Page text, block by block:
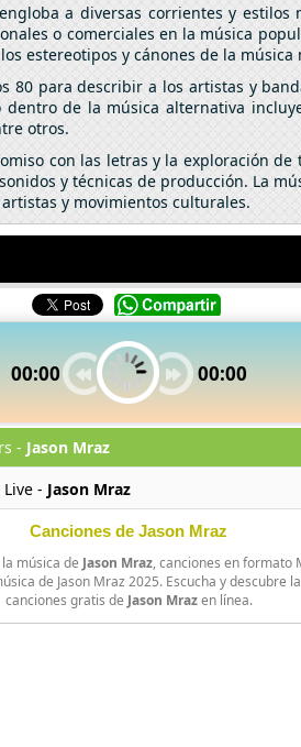
a diversas corrientes y
o comerciales en la música
estereotipos y cánones de la música
80 para describir a los artistas y
de la música alternativa
otros.
con las letras y la exploración
y técnicas de producción. La
y movimientos culturales.
00:00 00:00
- Jason Mraz
- Jason Mraz
Canciones de Jason Mraz
música de Jason Mraz, canciones en formato
de Jason Mraz 2025. Escucha y descubre
canciones gratis de Jason Mrazen línea.